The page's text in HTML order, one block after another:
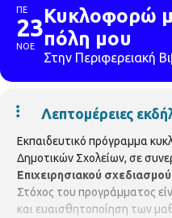
ΠΕ
23
ΝΟΕ
Κυκλοφορώ
πόλη μου
Στην Περιφερειακή
Λεπτομέρειες
Εκπαιδευτικό πρόγραμμα
Δημοτικών Σχολείων, σε
Επιχειρησιακού
Στόχος του προγράμματος
και ευαισθητοποίηση των